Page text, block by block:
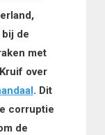
de
met
over
. Dit
corruptie
de